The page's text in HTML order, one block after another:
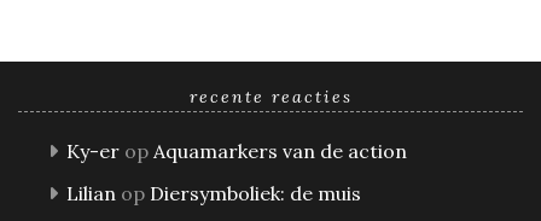
recente reacties
Ky-er op Aquamarkers van de action
Lilian op Diersymboliek: de muis